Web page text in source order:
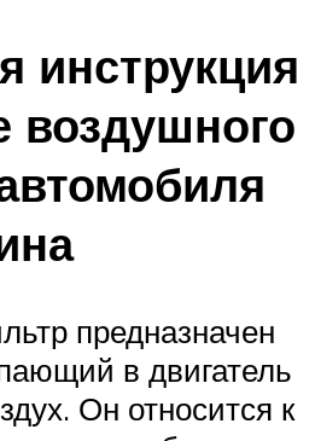
инструкция
воздушного
предназначен
в двигатель
Он относится к